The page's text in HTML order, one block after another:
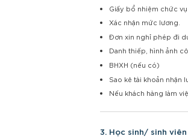
Giấy bổ nhiệm chức
Xác nhận mức lương.
Đơn xin nghỉ phép đi
Danh thiếp, hình ảnh
BHXH (nếu có)
Sao kê tài khoản nhận
Nếu khách hàng làm
3. Học sinh/ sinh viên